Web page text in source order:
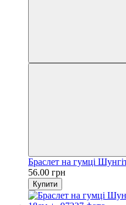
Браслет на гумці
56.00 грн
Купити